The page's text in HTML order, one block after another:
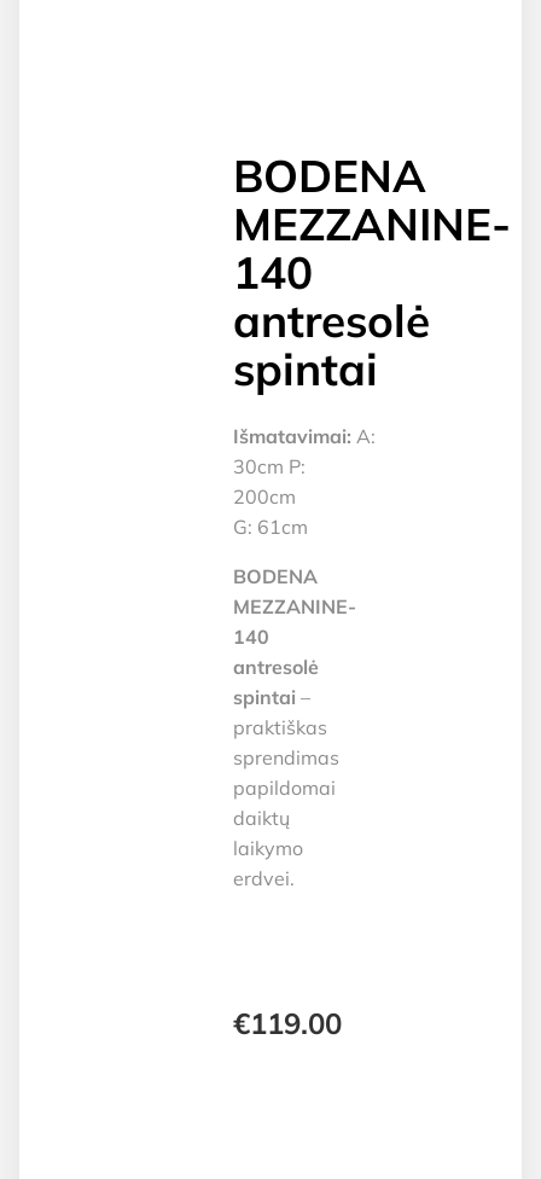
BODENA
MEZZANINE-
140
antresolė
spintai
Išmatavimai: A:
30cm P:
200cm
G: 61cm
BODENA
MEZZANINE-
140
antresolė
spintai–
praktiškas
sprendimas
papildomai
daiktų
laikymo
erdvei.
€119.00